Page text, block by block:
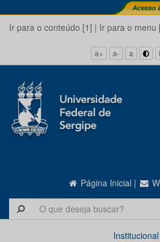
Ir para o conteúdo [1] | Ir para o menu
a+ a- a
Página Inicial |
Institucional